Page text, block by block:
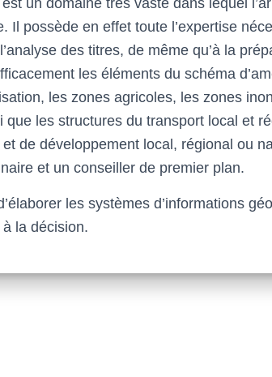
un domaine très vaste dans lequel
Il possède en effet toute l’expertise
des titres, de même qu’à la
les éléments du schéma
les zones agricoles, les zones
que les structures du transport local et
de développement local, régional ou
et un conseiller de premier plan.
les systèmes d’informations
à la décision.